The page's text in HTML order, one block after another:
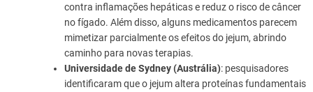
contra inflamações hepáticas e reduz o risco de câncer
no fígado. Além disso, alguns medicamentos parecem
mimetizar parcialmente os efeitos do jejum, abrindo
caminho para novas terapias.
Universidade de Sydney (Austrália): pesquisadores
identificaram que o jejum altera proteínas fundamentais